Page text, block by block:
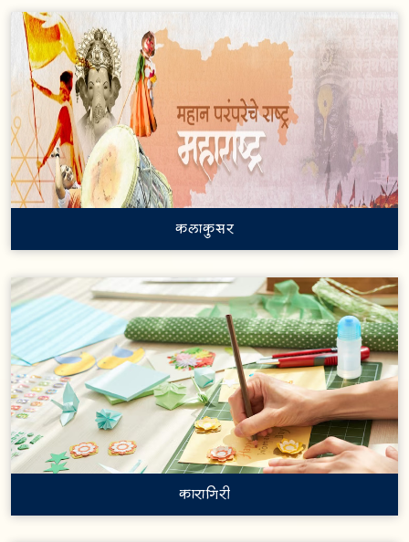
कलाकुसर
कारागिरी